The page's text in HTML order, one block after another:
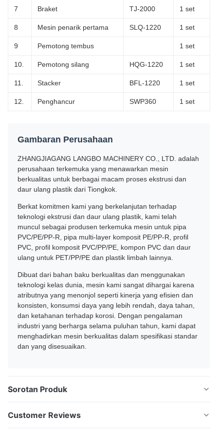
7 Braket TJ-2000 1 set
8 Mesin penarik pertama SLQ-1220 1 set
9 Pemotong tembus 1 set
10. Pemotong silang HQG-1220 1 set
11. Stacker BFL-1220 1 set
12. Penghancur SWP360 1 set
Gambaran Perusahaan
ZHANGJIAGANG LANGBO MACHINERY CO., LTD. adalah
perusahaan terkemuka yang menawarkan mesin
berkualitas untuk berbagai macam proses ekstrusi dan
daur ulang plastik dari Tiongkok.
Berkat komitmen kami yang berkelanjutan terhadap
teknologi ekstrusi dan daur ulang plastik, kami telah
muncul sebagai produsen terkemuka mesin untuk pipa
PVC/PE/PP-R, pipa multi-layer komposit PE/PP-R, profil
PVC, profil komposit PVC/PP/PE, kompon PVC dan daur
ulang untuk PET/PP/PE dan plastik limbah lainnya.
Dibuat dari bahan baku berkualitas dan menggunakan
teknologi kelas dunia, mesin kami sangat dihargai karena
atributnya yang menonjol seperti kinerja yang efisien dan
konsisten, konsumsi daya yang lebih rendah, daya tahan,
dan ketahanan terhadap korosi. Dengan pengalaman
industri yang berharga selama puluhan tahun, kami dapat
menghadirkan mesin berkualitas dalam spesifikasi standar
dan yang disesuaikan.
Sorotan Produk
papan ramah lingkungan yang menghemat sumber
Customer Reviews